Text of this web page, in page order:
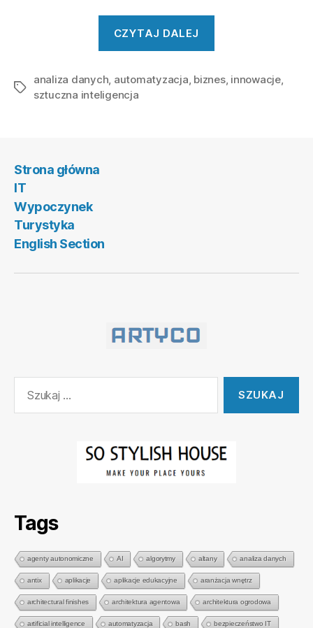
CZYTAJ DALEJ
biznes”
Tagi
analiza danych, automatyzacja, biznes, innowacje,
sztuczna inteligencja
Strona główna
IT
Wypoczynek
Turystyka
English Section
Tags
agenty autonomiczne AI algorytmy altany analiza danych
antix aplikacje aplikacje edukacyjne aranżacja wnętrz
architectural finishes architektura agentowa architektura ogrodowa
artificial intelligence automatyzacja bash bezpieczeństwo IT